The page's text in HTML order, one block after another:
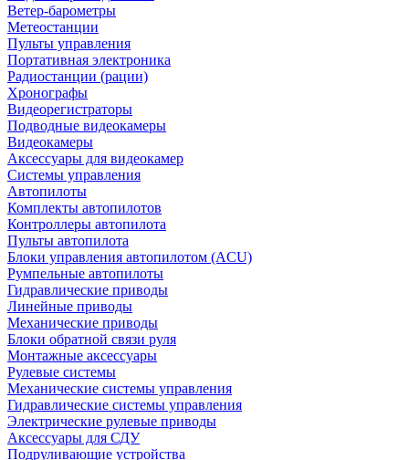
Ветер-барометры
Метеостанции
Пульты управления
Портативная электроника
Радиостанции (рации)
Хронографы
Видеорегистраторы
Подводные видеокамеры
Видеокамеры
Аксессуары для видеокамер
Системы управления
Автопилоты
Комплекты автопилотов
Контроллеры автопилота
Пульты автопилота
Блоки управления автопилотом (ACU)
Румпельные автопилоты
Гидравлические приводы
Линейные приводы
Механические приводы
Блоки обратной связи руля
Монтажные аксессуары
Рулевые системы
Механические системы управления
Гидравлические системы управления
Электрические рулевые приводы
Аксессуары для СДУ
Подруливающие устройства